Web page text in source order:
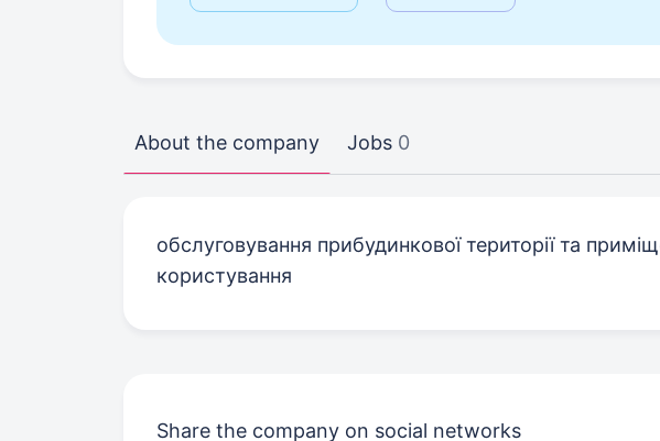
About the company Jobs 0
обслуговування прибудинкової території та
користування
Share the company on social networks